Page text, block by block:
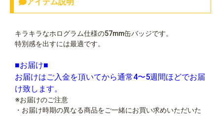
キラキラなホログラム仕様の57mm缶バッジです。
特別感を出すには最適です。
■お届け■
お届けはご入金を頂いてから通常4〜5週間ほどでお届
け致します。
※お届けのご注意
・お届け時期の異なる商品をご一緒にお買い求めいただいた